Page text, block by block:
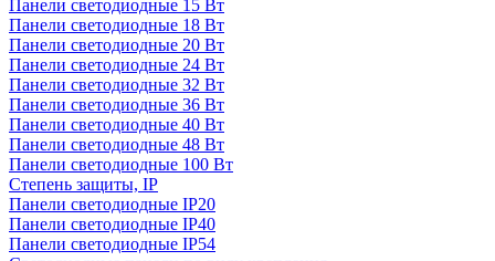
Панели светодиодные 15 Вт
Панели светодиодные 18 Вт
Панели светодиодные 20 Вт
Панели светодиодные 24 Вт
Панели светодиодные 32 Вт
Панели светодиодные 36 Вт
Панели светодиодные 40 Вт
Панели светодиодные 48 Вт
Панели светодиодные 100 Вт
Степень защиты, IP
Панели светодиодные IP20
Панели светодиодные IP40
Панели светодиодные IP54